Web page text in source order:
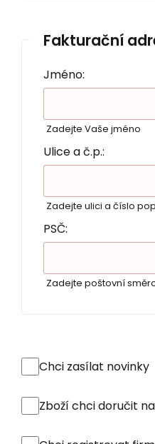
Fakturační
Jméno:
Zadejte Vaše jméno
Ulice a č.p.:
Zadejte ulici a číslo
PSČ:
Zadejte poštovní
Chci zasílat novinky
Zboží chci doručit